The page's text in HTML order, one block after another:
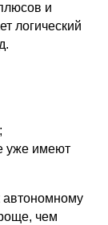
и
логический
уже имеют
автономному
чем